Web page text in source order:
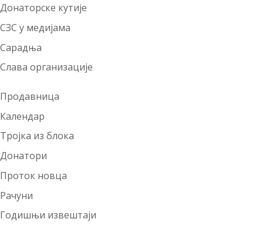
Донаторске кутије
СЗС у медијама
Сарадња
Слава организације
Продавница
Календар
Тројка из блока
Донатори
Проток новца
Рачуни
Годишњи извештаји